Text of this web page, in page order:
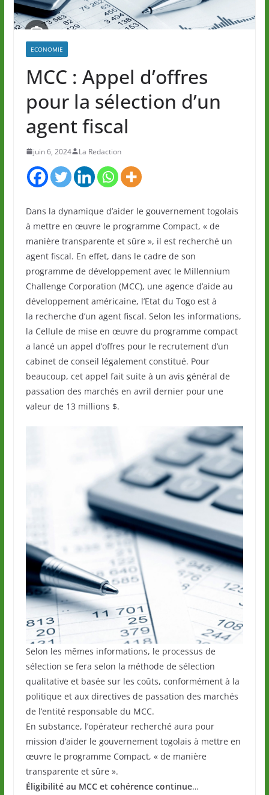
ECONOMIE
MCC : Appel d’offres
pour la sélection d’un
agent fiscal
juin 6, 2024 La Redaction
Dans la dynamique d’aider le gouvernement togolais
à mettre en œuvre le programme Compact, « de
manière transparente et sûre », il est recherché un
agent fiscal. En effet, dans le cadre de son
programme de développement avec le Millennium
Challenge Corporation (MCC), une agence d’aide au
développement américaine, l’Etat du Togo est à
la recherche d’un agent fiscal. Selon les informations,
la Cellule de mise en œuvre du programme compact
a lancé un appel d’offres pour le recrutement d’un
cabinet de conseil légalement constitué. Pour
beaucoup, cet appel fait suite à un avis général de
passation des marchés en avril dernier pour une
valeur de 13 millions $.
Selon les mêmes informations, le processus de
sélection se fera selon la méthode de sélection
qualitative et basée sur les coûts, conformément à la
politique et aux directives de passation des marchés
de l’entité responsable du MCC.
En substance, l’opérateur recherché aura pour
mission d’aider le gouvernement togolais à mettre en
œuvre le programme Compact, « de manière
transparente et sûre ».
Éligibilité au MCC et cohérence continue…